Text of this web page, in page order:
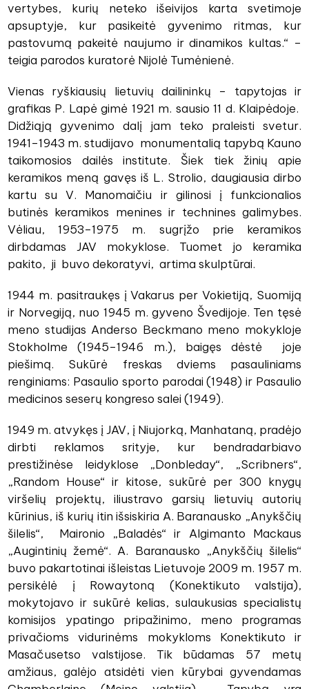
vertybes, kurių neteko išeivijos karta svetimoje
apsuptyje, kur pasikeitė gyvenimo ritmas, kur
pastovumą pakeitė naujumo ir dinamikos kultas.“ –
teigia parodos kuratorė Nijolė Tumėnienė.
Vienas ryškiausių lietuvių dailininkų – tapytojas ir
grafikas P. Lapė gimė 1921 m. sausio 11 d. Klaipėdoje.
Didžiąją gyvenimo dalį jam teko praleisti svetur.
1941–1943 m. studijavo monumentalią tapybą Kauno
taikomosios dailės institute. Šiek tiek žinių apie
keramikos meną gavęs iš L. Strolio, daugiausia dirbo
kartu su V. Manomaičiu ir gilinosi į funkcionalios
butinės keramikos menines ir technines galimybes.
Vėliau, 1953–1975 m. sugrįžo prie keramikos
dirbdamas JAV mokyklose. Tuomet jo keramika
pakito, ji buvo dekoratyvi, artima skulptūrai.
1944 m. pasitraukęs į Vakarus per Vokietiją, Suomiją
ir Norvegiją, nuo 1945 m. gyveno Švedijoje. Ten tęsė
meno studijas Anderso Beckmano meno mokykloje
Stokholme (1945–1946 m.), baigęs dėstė joje
piešimą. Sukūrė freskas dviems pasauliniams
renginiams: Pasaulio sporto parodai (1948) ir Pasaulio
medicinos seserų kongreso salei (1949).
1949 m. atvykęs į JAV, į Niujorką, Manhataną, pradėjo
dirbti reklamos srityje, kur bendradarbiavo
prestižinėse leidyklose „Donbleday“, „Scribners“,
„Random House“ ir kitose, sukūrė per 300 knygų
viršelių projektų, iliustravo garsių lietuvių autorių
kūrinius, iš kurių itin išsiskiria A. Baranausko „Anykščių
šilelis“, Maironio „Baladės“ ir Algimanto Mackaus
„Augintinių žemė“. A. Baranausko „Anykščių šilelis“
buvo pakartotinai išleistas Lietuvoje 2009 m. 1957 m.
persikėlė į Rowaytoną (Konektikuto valstija),
mokytojavo ir sukūrė kelias, sulaukusias specialistų
komisijos ypatingo pripažinimo, meno programas
privačioms vidurinėms mokykloms Konektikuto ir
Masačusetso valstijose. Tik būdamas 57 metų
amžiaus, galėjo atsidėti vien kūrybai gyvendamas